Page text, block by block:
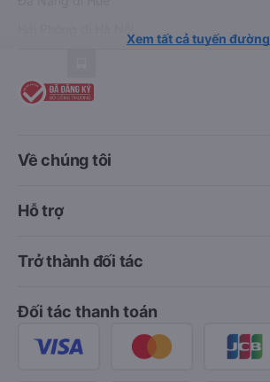
Xem tất cả tuyến đường
Đối tác thanh toán